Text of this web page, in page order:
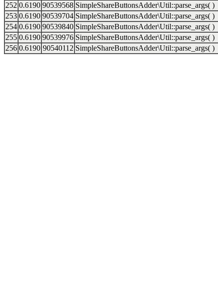
252 0.6190 90539568 SimpleShareButtonsAdder\Util::parse_args( )
253 0.6190 90539704 SimpleShareButtonsAdder\Util::parse_args( )
254 0.6190 90539840 SimpleShareButtonsAdder\Util::parse_args( )
255 0.6190 90539976 SimpleShareButtonsAdder\Util::parse_args( )
256 0.6190 90540112 SimpleShareButtonsAdder\Util::parse_args( )